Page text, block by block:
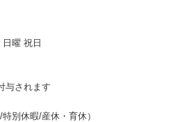
曜 祝日
与されます
別休暇/産休・育休）